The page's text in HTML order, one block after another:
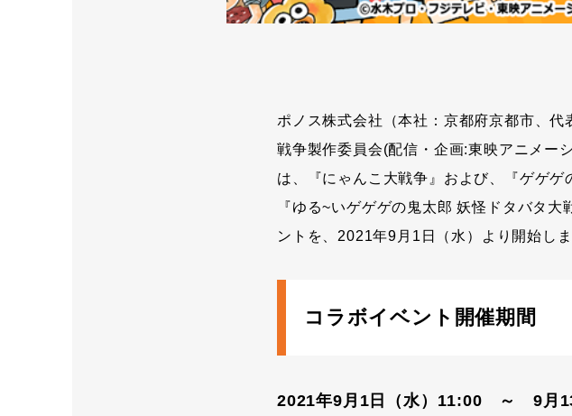
ポノス株式会社（本社：京都府京都市、
戦争製作委員会(配信・企画:東映アニメー
は、『にゃんこ大戦争』および、『ゲゲ
『ゆる~いゲゲゲの鬼太郎 妖怪ドタバタ
ントを、2021年9月1日（水）より開始し
コラボイベント開催期間
2021年9月1日（水）11:00 ～ 9月